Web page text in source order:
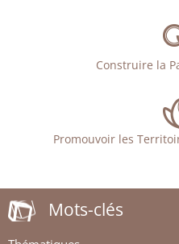
Construire la
Promouvoir les
Mots-clés